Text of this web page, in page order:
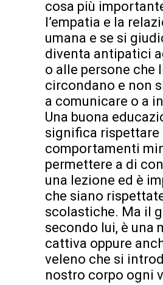
cosa più
l’empatia e la
umana e se si
diventa antipatici
o alle persone che
circondano e non
a comunicare o a
Una buona
significa rispettare
comportamenti
permettere a di
una lezione ed è
che siano
scolastiche. Ma il
secondo lui, è una
cattiva oppure
veleno che si
nostro corpo ogni